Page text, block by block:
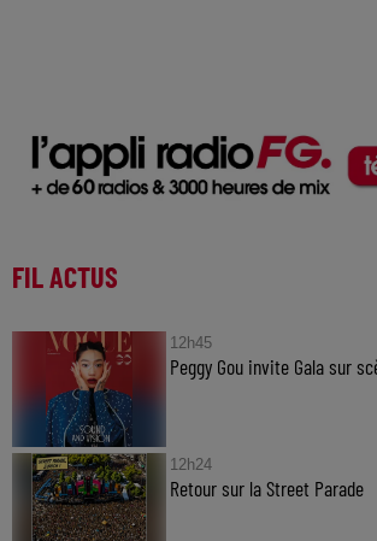
FIL ACTUS
12h45
Peggy Gou invite Gala sur
12h24
Retour sur la Street Parade